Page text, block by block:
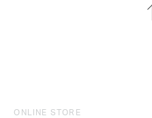
ONLINE STORE